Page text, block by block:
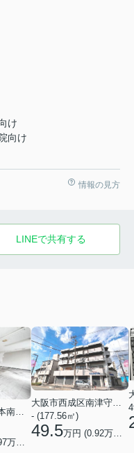
け
向け
情報の見方
LINEで共有する
万円/坪)
- (177.56㎡)
49.5万円 (0.92万円/坪)